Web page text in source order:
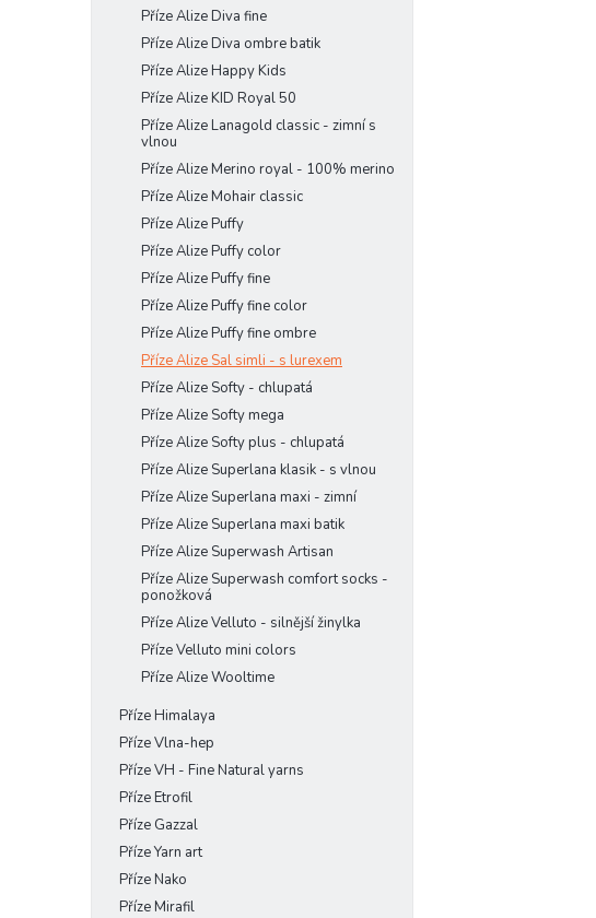
Příze Alize Diva fine
Příze Alize Diva ombre batik
Příze Alize Happy Kids
Příze Alize KID Royal 50
Příze Alize Lanagold classic - zimní s
vlnou
Příze Alize Merino royal - 100% merino
Příze Alize Mohair classic
Příze Alize Puffy
Příze Alize Puffy color
Příze Alize Puffy fine
Příze Alize Puffy fine color
Příze Alize Puffy fine ombre
Příze Alize Sal simli - s lurexem
Příze Alize Softy - chlupatá
Příze Alize Softy mega
Příze Alize Softy plus - chlupatá
Příze Alize Superlana klasik - s vlnou
Příze Alize Superlana maxi - zimní
Příze Alize Superlana maxi batik
Příze Alize Superwash Artisan
Příze Alize Superwash comfort socks -
ponožková
Příze Alize Velluto - silnější žinylka
Příze Velluto mini colors
Příze Alize Wooltime
Příze Himalaya
Příze Vlna-hep
Příze VH - Fine Natural yarns
Příze Etrofil
Příze Gazzal
Příze Yarn art
Příze Nako
Příze Mirafil